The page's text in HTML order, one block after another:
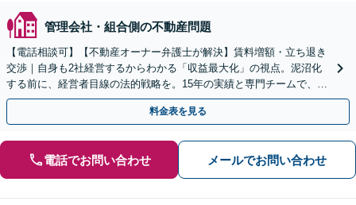
管理会社・組合側の不動産問題
【電話相談可】【不動産オーナー弁護士が解決】賃料増額・立ち退き
交渉｜自身も2社経営するからわかる「収益最大化」の視点。泥沼化
する前に、経営者目線の法的戦略を。15年の実績と専門チームで、オ
ーナー様の正当な権利を守ります【顧問先企業60社超】
料金表を見る
電話でお問い合わせ メールでお問い合わせ